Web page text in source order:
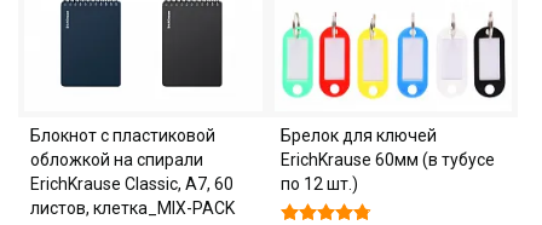
Блокнот с пластиковой
обложкой на спирали
ErichKrause Classic, А7, 60
листов, клетка_MIX-PACK
Брелок для ключей
ErichKrause 60мм (в тубусе
по 12 шт.)